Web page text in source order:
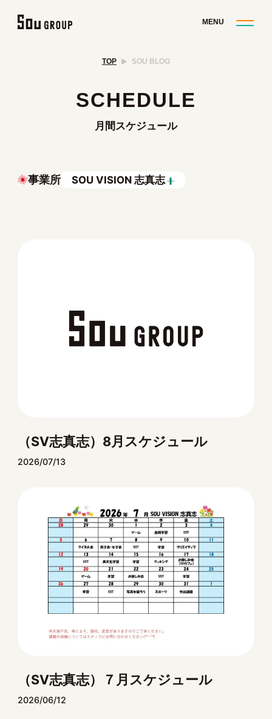
TOP SOU BLOG
SCHEDULE
月間スケジュール
事業所 SOU VISION 志真志
（SV志真志）8月スケジュール
2026/07/13
（SV志真志）７月スケジュール
2026/06/12